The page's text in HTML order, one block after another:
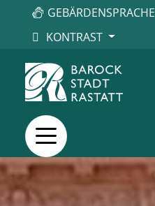
GEBÄRDENSPRACHE
KONTRAST